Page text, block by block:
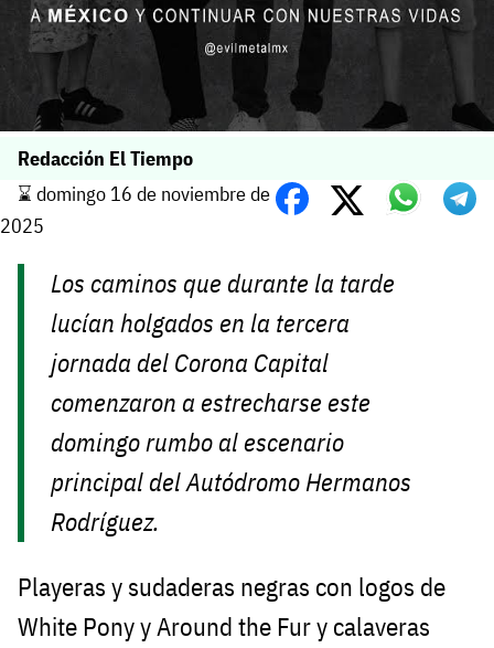
Redacción El Tiempo
⌛️ domingo 16 de noviembre de
2025
Los caminos que durante la tarde
lucían holgados en la tercera
jornada del Corona Capital
comenzaron a estrecharse este
domingo rumbo al escenario
principal del Autódromo Hermanos
Rodríguez.
Playeras y sudaderas negras con logos de
White Pony y Around the Fur y calaveras